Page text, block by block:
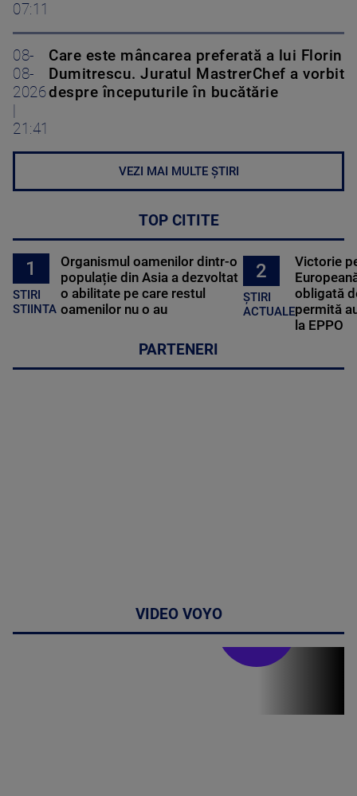
07:11
08-
08-
2026
21:41
Care este mâncarea preferată a lui Florin
Dumitrescu. Juratul MastrerChef a vorbit
despre începuturile în bucătărie
VEZI MAI MULTE ȘTIRI
TOP CITITE
1
STIRI
STIINTA
Organismul oamenilor dintr-o
populație din Asia a dezvoltat
o abilitate pe care restul
oamenilor nu o au
2
ȘTIRI
ACTUALE
Victorie
obligată
permită
la EPPO
PARTENERI
VIDEO VOYO